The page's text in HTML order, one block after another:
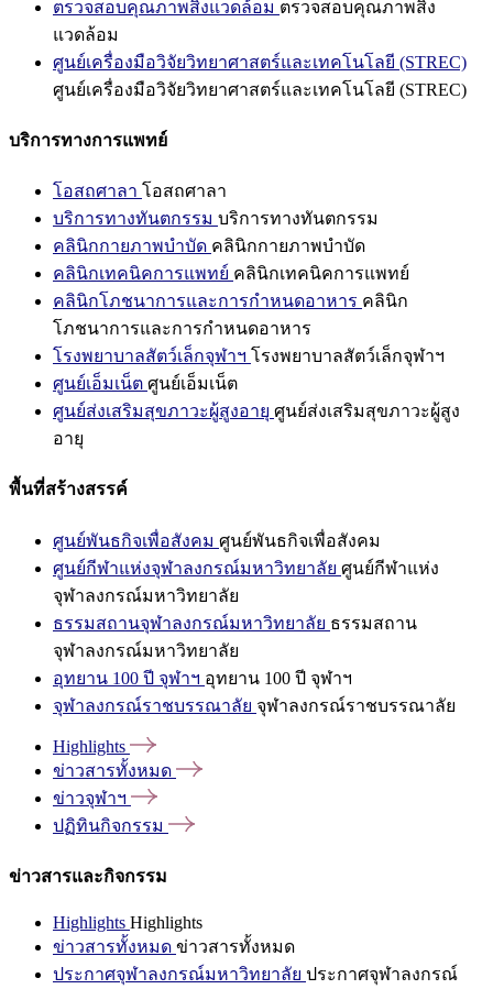
ตรวจสอบคุณภาพสิ่งแวดล้อม ตรวจสอบคุณภาพสิ่ง
แวดล้อม
ศูนย์เครื่องมือวิจัยวิทยาศาสตร์และเทคโนโลยี (STREC)
ศูนย์เครื่องมือวิจัยวิทยาศาสตร์และเทคโนโลยี (STREC)
บริการทางการแพทย์
โอสถศาลา โอสถศาลา
บริการทางทันตกรรม บริการทางทันตกรรม
คลินิกกายภาพบำบัด คลินิกกายภาพบำบัด
คลินิกเทคนิคการแพทย์ คลินิกเทคนิคการแพทย์
คลินิกโภชนาการและการกำหนดอาหาร คลินิก
โภชนาการและการกำหนดอาหาร
โรงพยาบาลสัตว์เล็กจุฬาฯ โรงพยาบาลสัตว์เล็กจุฬาฯ
ศูนย์เอ็มเน็ต ศูนย์เอ็มเน็ต
ศูนย์ส่งเสริมสุขภาวะผู้สูงอายุ ศูนย์ส่งเสริมสุขภาวะผู้สูง
อายุ
พื้นที่สร้างสรรค์
ศูนย์พันธกิจเพื่อสังคม ศูนย์พันธกิจเพื่อสังคม
ศูนย์กีฬาแห่งจุฬาลงกรณ์มหาวิทยาลัย ศูนย์กีฬาแห่ง
จุฬาลงกรณ์มหาวิทยาลัย
ธรรมสถานจุฬาลงกรณ์มหาวิทยาลัย ธรรมสถาน
จุฬาลงกรณ์มหาวิทยาลัย
อุทยาน 100 ปี จุฬาฯ อุทยาน 100 ปี จุฬาฯ
จุฬาลงกรณ์ราชบรรณาลัย จุฬาลงกรณ์ราชบรรณาลัย
Highlights
ข่าวสารทั้งหมด
ข่าวจุฬาฯ
ปฏิทินกิจกรรม
ข่าวสารและกิจกรรม
Highlights Highlights
ข่าวสารทั้งหมด ข่าวสารทั้งหมด
ประกาศจุฬาลงกรณ์มหาวิทยาลัย ประกาศจุฬาลงกรณ์